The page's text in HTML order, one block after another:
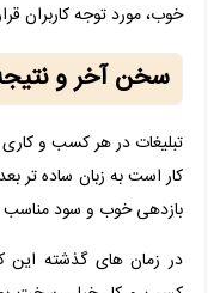
خوب، مورد توجه کاربران
سخن آخر و
تبلیغات در هر کسب و
کار است به زبان ساده تر
بازدهی خوب و سود
در زمان های گذشته این